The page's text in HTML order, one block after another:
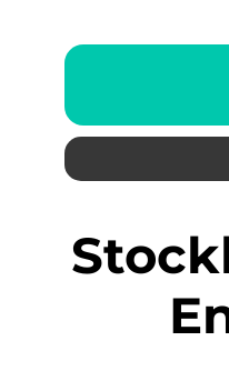
Stockholmsbörsen öppettider: